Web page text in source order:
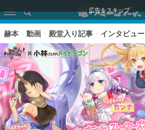
広告をスキップ
赫本 動画 殿堂入り記事 インタビュー